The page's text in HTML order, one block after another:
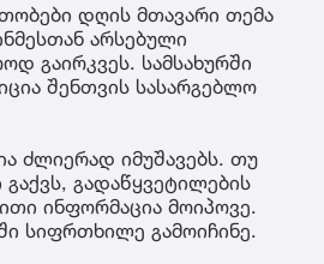
დღის მთავარი თემა
არსებული
გაირკვეს. სამსახურში
შენთვის სასარგებლო
ძლიერად იმუშავებს. თუ
გადაწყვეტილების
ინფორმაცია მოიპოვე.
სიფრთხილე გამოიჩინე.